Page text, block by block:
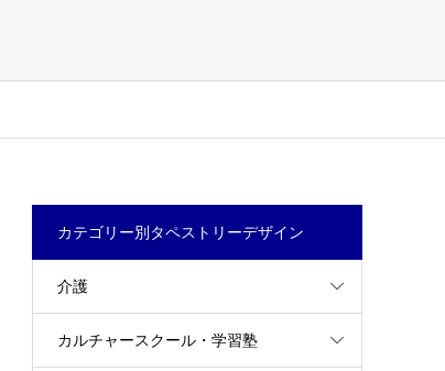
カテゴリー別タペストリーデザイン
介護
カルチャースクール・学習塾